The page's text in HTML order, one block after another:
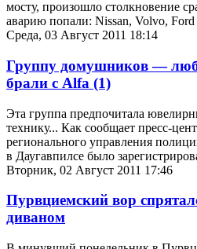
мосту, произошло столкновение
аварию попали: Nissan, Volvo, Ford
Среда, 03 Август 2011 18:14
Группу домушников —
брали с Alfa (1)
Эта группа предпочитала
технику... Как сообщает пресс-
регионального управления
в Даугавпилсе было
Вторник, 02 Август 2011 17:46
Пурвциемский вор
диваном